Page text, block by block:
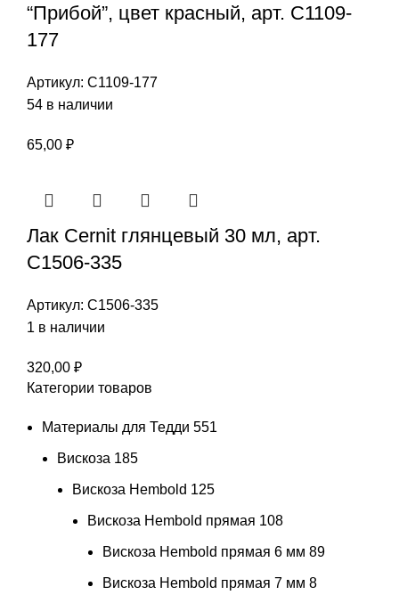
“Прибой”, цвет красный, арт. С1109-
177
Артикул: С1109-177
54 в наличии
65,00 ₽
Лак Cernit глянцевый 30 мл, арт.
С1506-335
Артикул: С1506-335
1 в наличии
320,00 ₽
Категории товаров
Материалы для Тедди 551
Вискоза 185
Вискоза Hembold 125
Вискоза Hembold прямая 108
Вискоза Hembold прямая 6 мм 89
Вискоза Hembold прямая 7 мм 8